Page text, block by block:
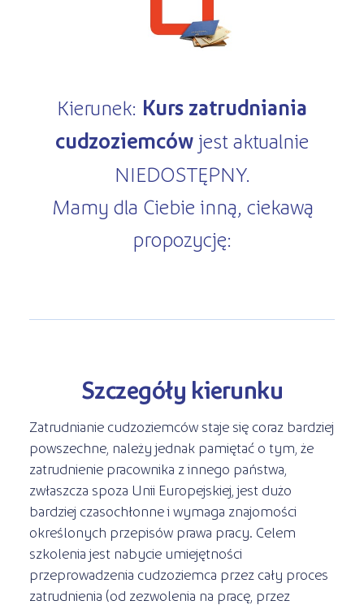
Kursy stacjonarne
STREFA SŁUCHACZA
Kierunek: Kurs zatrudniania
cudzoziemców jest aktualnie
NIEDOSTĘPNY.
Mamy dla Ciebie inną, ciekawą
propozycję:
Szczegóły kierunku
Zatrudnianie cudzoziemców staje się coraz bardziej
powszechne, należy jednak pamiętać o tym, że
zatrudnienie pracownika z innego państwa,
zwłaszcza spoza Unii Europejskiej, jest dużo
bardziej czasochłonne i wymaga znajomości
określonych przepisów prawa pracy. Celem
szkolenia jest nabycie umiejętności
przeprowadzenia cudzoziemca przez cały proces
zatrudnienia (od zezwolenia na pracę, przez